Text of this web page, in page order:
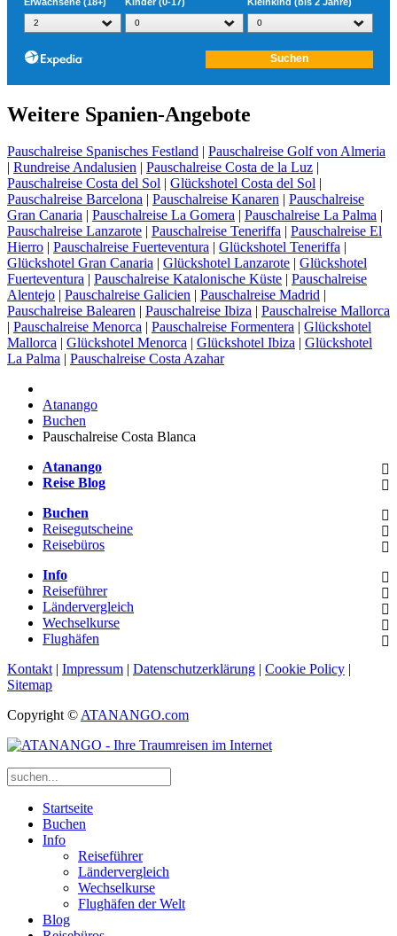
Weitere Spanien-Angebote
Pauschalreise Spanisches Festland | Pauschalreise Golf von Almeria
| Rundreise Andalusien | Pauschalreise Costa de la Luz |
Pauschalreise Costa del Sol | Glückshotel Costa del Sol |
Pauschalreise Barcelona | Pauschalreise Kanaren | Pauschalreise
Gran Canaria | Pauschalreise La Gomera | Pauschalreise La Palma |
Pauschalreise Lanzarote | Pauschalreise Teneriffa | Pauschalreise El
Hierro | Pauschalreise Fuerteventura | Glückshotel Teneriffa |
Glückshotel Gran Canaria | Glückshotel Lanzarote | Glückshotel
Fuerteventura | Pauschalreise Katalonische Küste | Pauschalreise
Alentejo | Pauschalreise Galicien | Pauschalreise Madrid |
Pauschalreise Balearen | Pauschalreise Ibiza | Pauschalreise Mallorca
| Pauschalreise Menorca | Pauschalreise Formentera | Glückshotel
Mallorca | Glückshotel Menorca | Glückshotel Ibiza | Glückshotel
La Palma | Pauschalreise Costa Azahar
Atanango
Buchen
Pauschalreise Costa Blanca
Atanango
Reise Blog
Buchen
Reisegutscheine
Reisebüros
Info
Reiseführer
Ländervergleich
Wechselkurse
Flughäfen
Kontakt| Impressum | Datenschutzerklärung | Cookie Policy |
Sitemap
Copyright ©ATANANGO.com
Startseite
Buchen
Info
Reiseführer
Ländervergleich
Wechselkurse
Flughäfen der Welt
Blog